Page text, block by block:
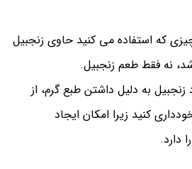
که استفاده می کنید حاوی زنجبیل
نه فقط طعم زنجبیل.
به دلیل داشتن طبع گرم، از
کنید زیرا امکان ایجاد
دارد.